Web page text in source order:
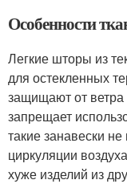
Особенности
Легкие шторы из
для остекленных
защищают от
запрещает
такие занавески
циркуляции
хуже изделий из